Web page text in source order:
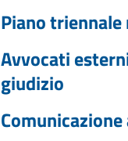
Piano
Avvocati
giudizio